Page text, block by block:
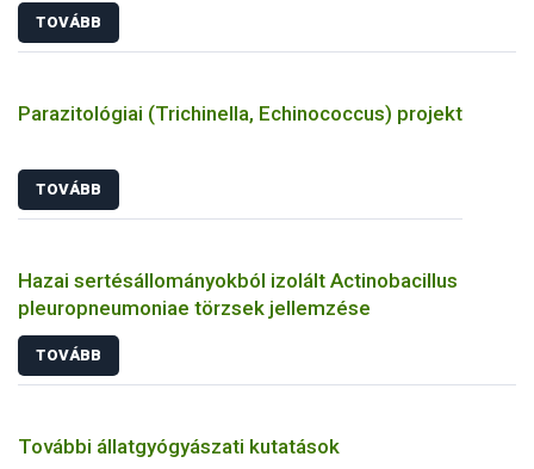
TOVÁBB
Parazitológiai (Trichinella, Echinococcus) projekt
TOVÁBB
Hazai sertésállományokból izolált Actinobacillus
pleuropneumoniae törzsek jellemzése
TOVÁBB
További állatgyógyászati kutatások